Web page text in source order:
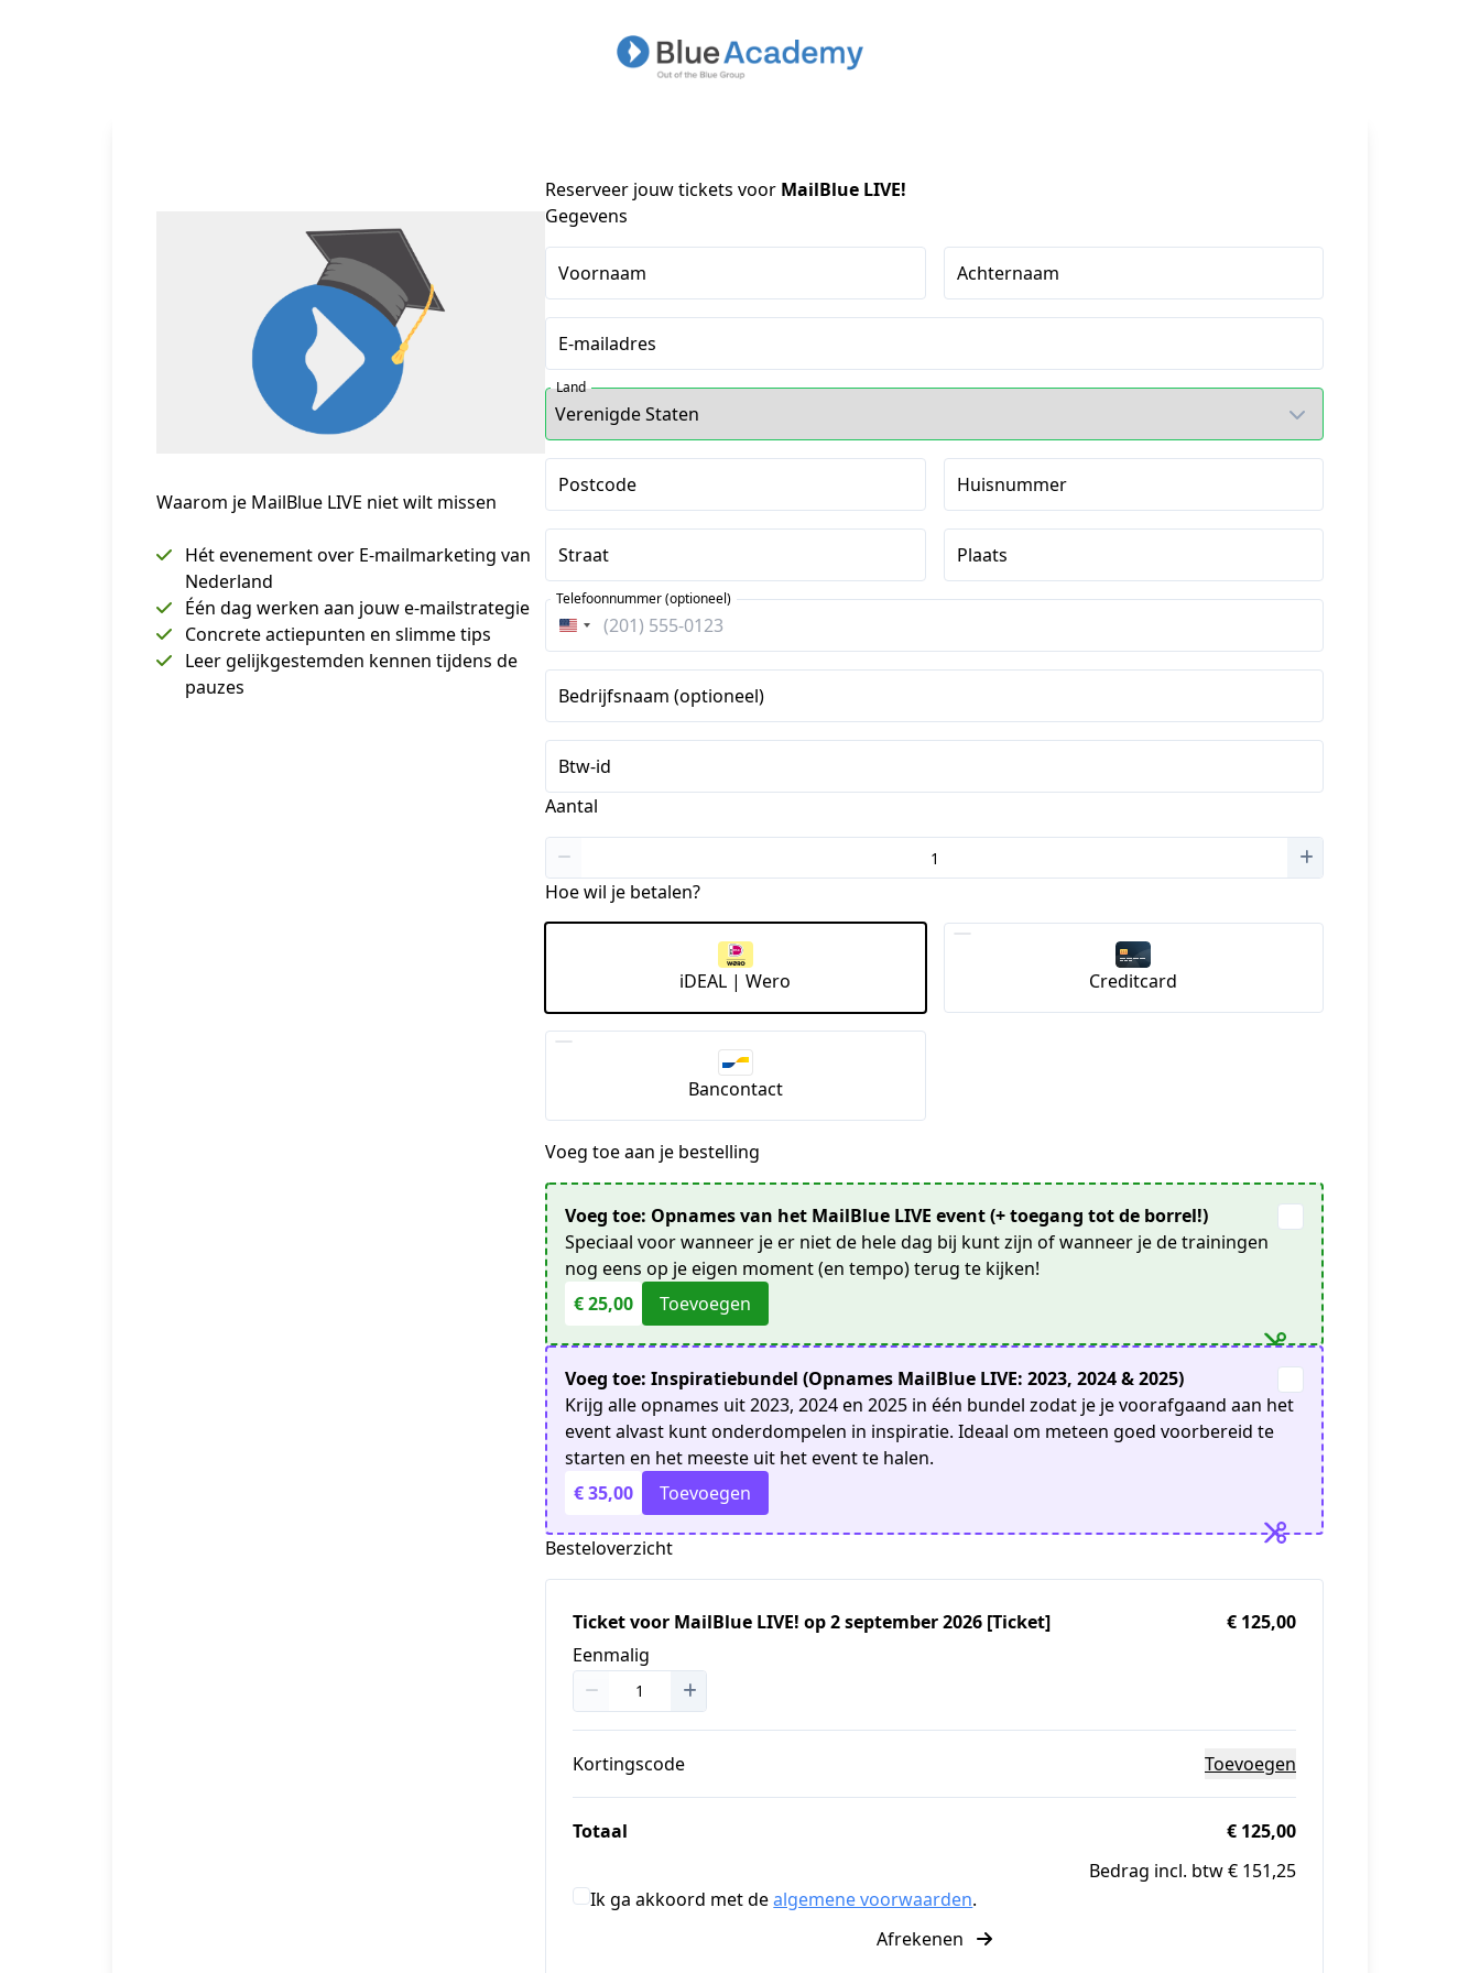
Waarom je MailBlue LIVE niet wilt missen
Hét evenement over E-mailmarketing van
Nederland
Één dag werken aan jouw e-mailstrategie
Concrete actiepunten en slimme tips
Leer gelijkgestemden kennen tijdens de
pauzes
Reserveer jouw tickets voor MailBlue LIVE!
Gegevens
Voornaam Achternaam
E-mailadres
Land
Postcode Huisnummer
Straat Plaats
Verenigde
Staten
+1
Telefoonnummer (optioneel)
Bedrijfsnaam (optioneel)
Btw-id
Aantal
Hoe wil je betalen?
iDEAL | Wero Creditcard
Bancontact
Voeg toe aan je bestelling
Voeg toe: Opnames van het MailBlue LIVE event (+ toegang tot de borrel!)
Speciaal voor wanneer je er niet de hele dag bij kunt zijn of wanneer je de trainingen
nog eens op je eigen moment (en tempo) terug te kijken!
€ 25,00
Toevoegen
Voeg toe: Inspiratiebundel (Opnames MailBlue LIVE: 2023, 2024 & 2025)
Krijg alle opnames uit 2023, 2024 en 2025 in één bundel zodat je je voorafgaand aan het
event alvast kunt onderdompelen in inspiratie. Ideaal om meteen goed voorbereid te
starten en het meeste uit het event te halen.
€ 35,00
Toevoegen
Besteloverzicht
Ticket voor MailBlue LIVE! op 2 september 2026 [Ticket]
Eenmalig
€ 125,00
Kortingscode Toevoegen
Totaal
€ 125,00
Bedrag incl. btw € 151,25
Ik ga akkoord met dealgemene voorwaarden.
Afrekenen